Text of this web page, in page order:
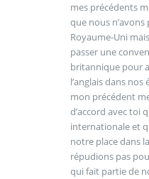
mes précédents
que nous n’avons
Royaume-Uni
passer une
britannique pour
l’anglais dans nos
mon précédent
d’accord avec toi
internationale et
notre place dans
répudions pas
qui fait partie de